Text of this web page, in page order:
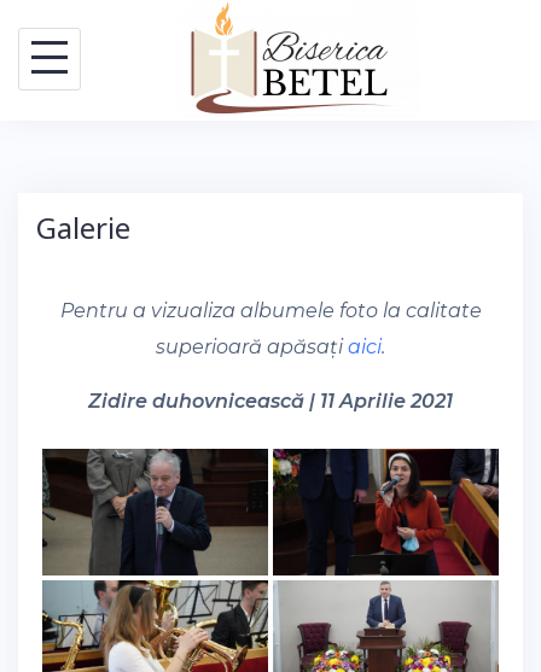
content
Galerie
Pentru a vizualiza albumele foto la calitate
superioară apăsațiaici.
Zidire duhovnicească | 11 Aprilie 2021